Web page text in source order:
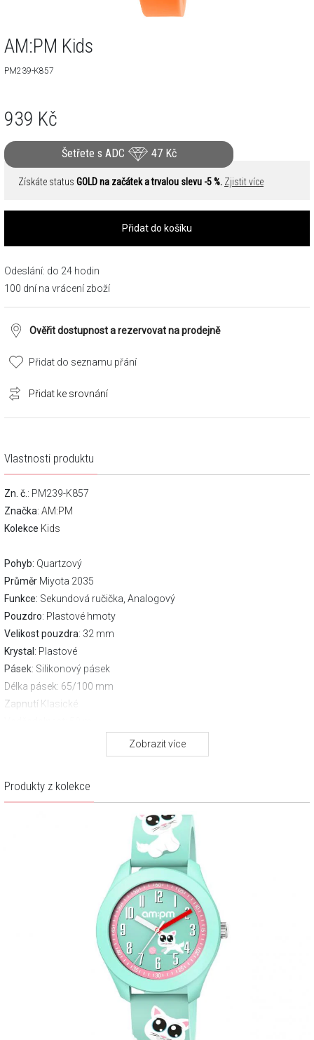
Vlastnosti produktu
Zn. č. : PM239-K857
Značka: AM:PM
Kolekce Kids
Pohyb: Quartzový
Průměr Miyota 2035
Funkce: Sekundová ručička, Analogový
Pouzdro: Plastové hmoty
Velikost pouzdra: 32 mm
Krystal : Plastové
Pásek: Silikonový pásek
Délka pásek: 65/100 mm
Zapnutí Klasické
Zobrazit více
AM:PM Kids
PM239-K857
939 Kč
Šetřete s ADC 47 Kč
Získáte status GOLD na začátek a trvalou slevu -5 %. Zjistit více
Přidat do košíku
Odeslání: do 24 hodin
100 dní na vrácení zboží
Ověřit dostupnost a rezervovat na prodejně
Přidat do seznamu přání
Přidat ke srovnání
Produkty z kolekce